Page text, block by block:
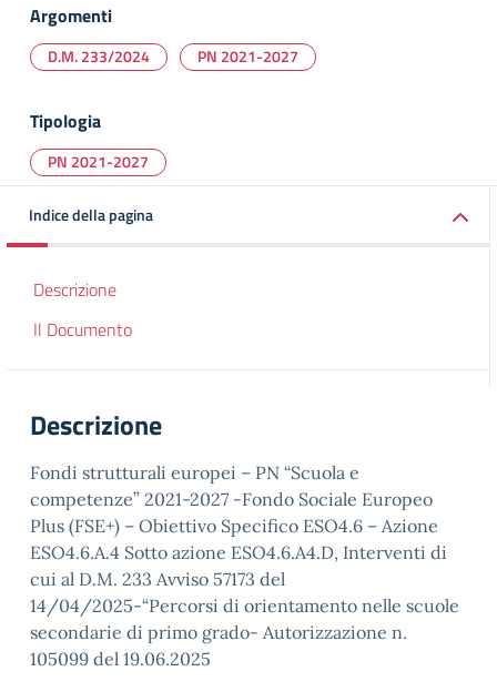
Argomenti
D.M. 233/2024 PN 2021-2027
Tipologia
PN 2021-2027
Indice della pagina
Descrizione
Il Documento
Descrizione
Fondi strutturali europei – PN “Scuola e
competenze” 2021-2027 -Fondo Sociale Europeo
Plus (FSE+) – Obiettivo Specifico ESO4.6 – Azione
ESO4.6.A.4 Sotto azione ESO4.6.A4.D, Interventi di
cui al D.M. 233 Avviso 57173 del
14/04/2025-“Percorsi di orientamento nelle scuole
secondarie di primo grado- Autorizzazione n.
105099 del 19.06.2025